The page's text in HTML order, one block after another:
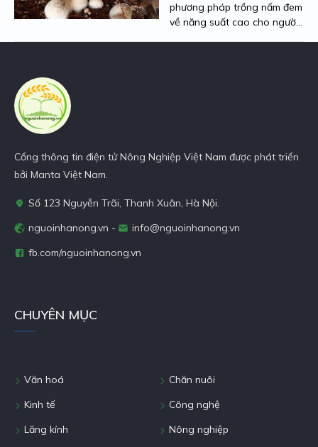
phương pháp trồng nấm đem
về năng suất cao cho người
tìm hiểu qua bài viết dưới
Cổng thông tin điện tử Nông Nghiệp Việt Nam được phát triển
bởi Manta Việt Nam.
Số 123 Nguyễn Trãi, Thanh Xuân, Hà Nội.
nguoinhanong.vn -
info@nguoinhanong.vn
fb.com/nguoinhanong.vn
CHUYÊN MỤC
Văn hoá
Chăn nuôi
Kinh tế
Công nghệ
Lăng kính
Nông nghiệp